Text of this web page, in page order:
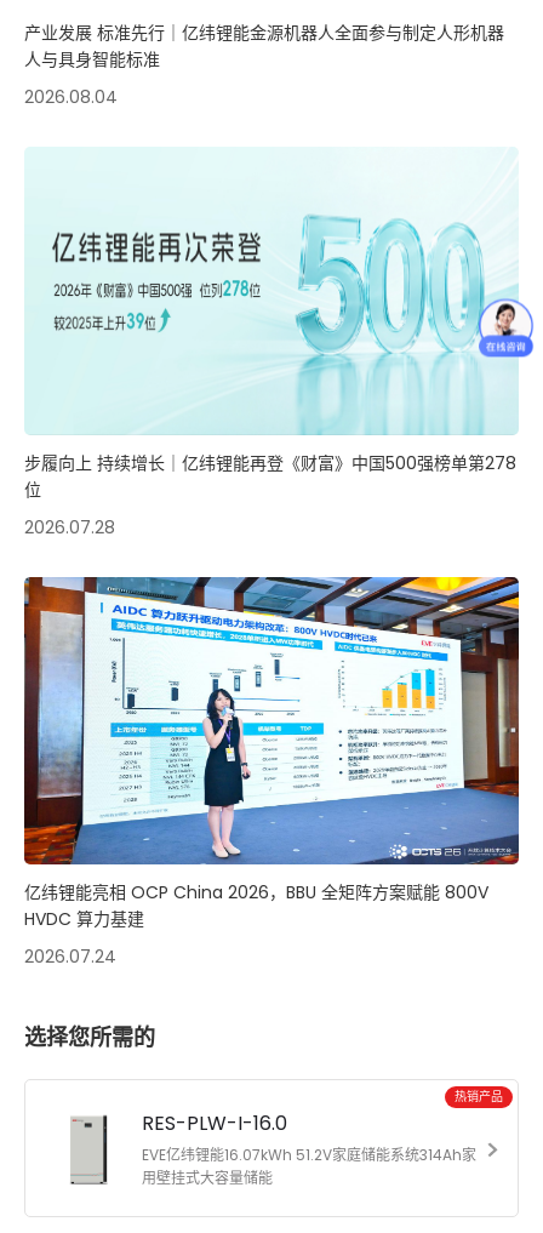
产业发展 标准先行｜亿纬锂能金源机器人全面参与制定人形机器
人与具身智能标准
2026.08.04
步履向上 持续增长｜亿纬锂能再登《财富》中国500强榜单第278
位
2026.07.28
亿纬锂能亮相 OCP China 2026，BBU 全矩阵方案赋能 800V
HVDC 算力基建
2026.07.24
选择您所需的
RES-PLW-I-16.0
EVE亿纬锂能16.07kWh 51.2V家庭储能系统314Ah家
用壁挂式大容量储能
热销产品